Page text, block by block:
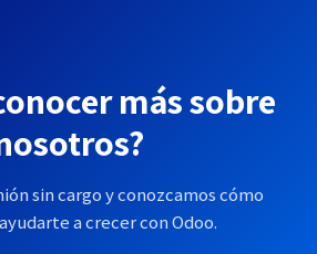
más sobre
sin cargo y conozcamos cómo
a crecer con Odoo.